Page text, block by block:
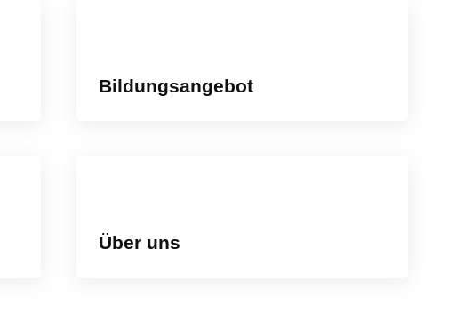
Bildungsangebot
Über uns